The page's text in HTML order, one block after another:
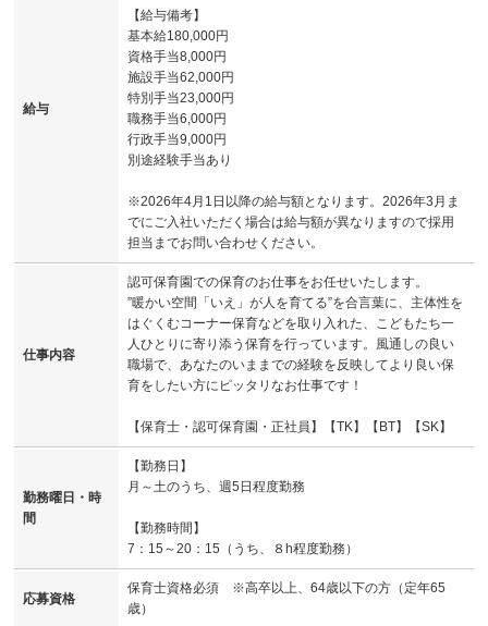
給与
【給与備考】
基本給180,000円
資格手当8,000円
施設手当62,000円
特別手当23,000円
職務手当6,000円
行政手当9,000円
別途経験手当あり
※2026年4月1日以降の給与額となります。2026年3月ま
でにご入社いただく場合は給与額が異なりますので採用
担当までお問い合わせください。
仕事内容
認可保育園での保育のお仕事をお任せいたします。
”暖かい空間「いえ」が人を育てる”を合言葉に、主体性を
はぐくむコーナー保育などを取り入れた、こどもたち一
人ひとりに寄り添う保育を行っています。風通しの良い
職場で、あなたのいままでの経験を反映してより良い保
育をしたい方にピッタリなお仕事です！
【保育士・認可保育園・正社員】【TK】【BT】【SK】
勤務曜日・時
間
【勤務日】
月～土のうち、週5日程度勤務
【勤務時間】
7：15～20：15（うち、８h程度勤務）
応募資格
保育士資格必須 ※高卒以上、64歳以下の方（定年65
歳）